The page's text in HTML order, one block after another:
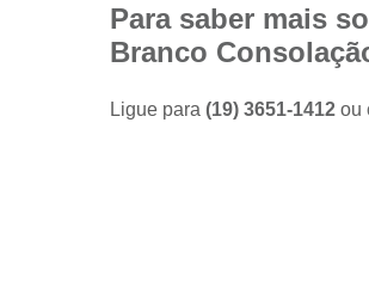
Para saber mais
Branco
Ligue para (19) 3651-1412 ou